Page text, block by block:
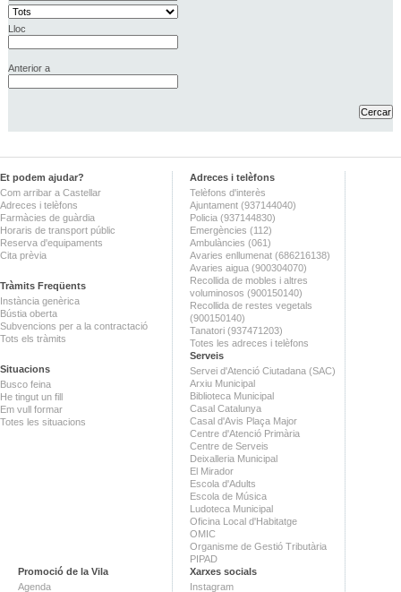
Lloc
Anterior a
Et podem ajudar?
Com arribar a Castellar
Adreces i telèfons
Farmàcies de guàrdia
Horaris de transport públic
Reserva d'equipaments
Cita prèvia
Tràmits Freqüents
Instància genèrica
Bústia oberta
Subvencions per a la contractació
Tots els tràmits
Situacions
Busco feina
He tingut un fill
Em vull formar
Totes les situacions
Adreces i telèfons
Telèfons d'interès
Ajuntament (937144040)
Policia (937144830)
Emergències (112)
Ambulàncies (061)
Avaries enllumenat (686216138)
Avaries aigua (900304070)
Recollida de mobles i altres
voluminosos (900150140)
Recollida de restes vegetals
(900150140)
Tanatori (937471203)
Totes les adreces i telèfons
Serveis
Servei d'Atenció Ciutadana (SAC)
Arxiu Municipal
Biblioteca Municipal
Casal Catalunya
Casal d'Avis Plaça Major
Centre d'Atenció Primària
Centre de Serveis
Deixalleria Municipal
El Mirador
Escola d'Adults
Escola de Música
Ludoteca Municipal
Oficina Local d'Habitatge
OMIC
Organisme de Gestió Tributària
PIPAD
Promoció de la Vila
Agenda
Xarxes socials
Instagram